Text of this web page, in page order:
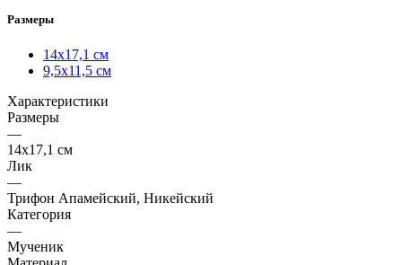
Размеры
14х17,1 см
9,5х11,5 см
Характеристики
Размеры
—
14х17,1 см
Лик
—
Трифон Апамейский, Никейский
Категория
—
Мученик